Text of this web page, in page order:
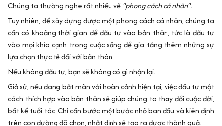
Chúng ta thường nghe rất nhiều về "phong cách cá nhân".
Tuy nhiên, để xây dựng được một phong cách cá nhân, chúng ta
cần có khoảng thời gian để đầu tư vào bản thân, tức là đầu tư
vào mọi khía cạnh trong cuộc sống để gia tăng thêm những sự
lựa chọn thực tế đối với bản thân.
Nếu không đầu tư, bạn sẽ không có gì nhận lại.
Giả sử, nếu đang bất mãn với hoàn cảnh hiện tại, việc đầu tư một
cách thích hợp vào bản thân sẽ giúp chúng ta thay đổi cuộc đời,
bất kể tuổi tác. Chỉ cần bước một bước nhỏ ban đầu và kiên định
trên con đường đã chọn, nhất định sẽ tạo ra được thành quả.